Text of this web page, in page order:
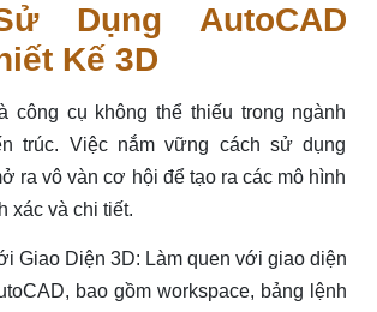
Dụng AutoCAD
Kế 3D
công cụ không thể thiếu trong ngành
trúc. Việc nắm vững cách sử dụng
ra vô vàn cơ hội để tạo ra các mô hình
xác và chi tiết.
Giao Diện 3D: Làm quen với giao diện
bao gồm workspace, bảng lệnh